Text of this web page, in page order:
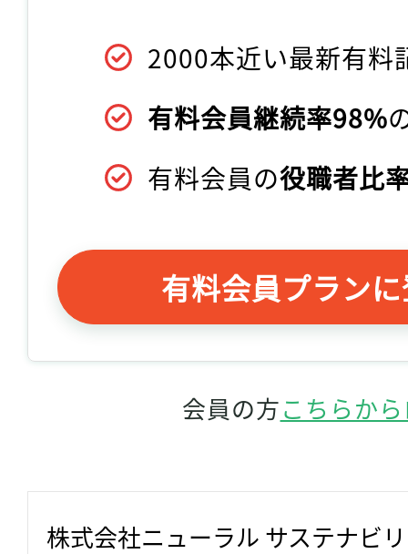
2000本近い最新有料
有料会員継続率98%
有料会員の役職者比
有料会員プラン
会員の方こちらか
株式会社ニューラル サステナビ